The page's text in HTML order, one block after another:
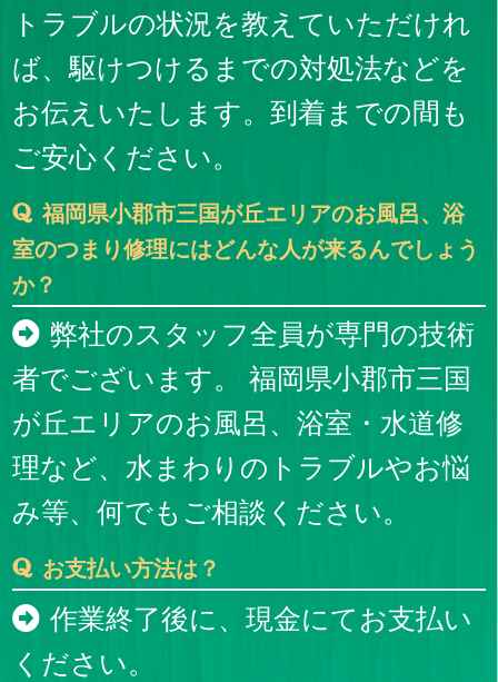
トラブルの状況を教えていただけれ
ば、駆けつけるまでの対処法などを
お伝えいたします。到着までの間も
ご安心ください。
福岡県小郡市三国が丘エリアのお風呂、浴
室のつまり修理にはどんな人が来るんでしょう
か？
弊社のスタッフ全員が専門の技術
者でございます。 福岡県小郡市三国
が丘エリアのお風呂、浴室・水道修
理など、水まわりのトラブルやお悩
み等、何でもご相談ください。
お支払い方法は？
作業終了後に、現金にてお支払い
ください。